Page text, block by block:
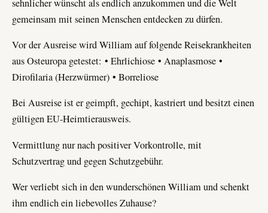
sehnlicher wünscht als endlich anzukommen und die Welt
gemeinsam mit seinen Menschen entdecken zu dürfen.
Vor der Ausreise wird William auf folgende Reisekrankheiten
aus Osteuropa getestet: • Ehrlichiose • Anaplasmose •
Dirofilaria (Herzwürmer) • Borreliose
Bei Ausreise ist er geimpft, gechipt, kastriert und besitzt einen
gültigen EU-Heimtierausweis.
Vermittlung nur nach positiver Vorkontrolle, mit
Schutzvertrag und gegen Schutzgebühr.
Wer verliebt sich in den wunderschönen William und schenkt
ihm endlich ein liebevolles Zuhause?